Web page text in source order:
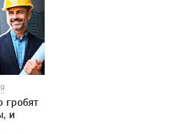
гробят
и